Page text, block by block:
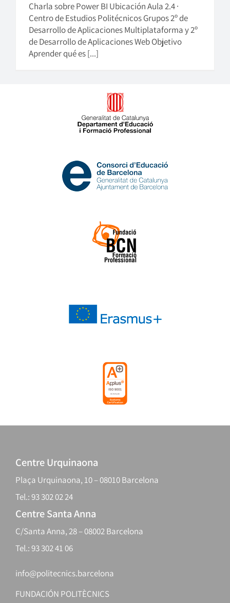
Charla sobre Power BI Ubicación Aula 2.4 ·
Centro de Estudios Politécnicos Grupos 2º de
Desarrollo de Aplicaciones Multiplataforma y 2º
de Desarrollo de Aplicaciones Web Objetivo
Aprender qué es [...]
Centre Urquinaona
Plaça Urquinaona, 10 – 08010 Barcelona
Tel.: 93 302 02 24
Centre Santa Anna
C/Santa Anna, 28 – 08002 Barcelona
Tel.: 93 302 41 06
info@politecnics.barcelona
FUNDACIÓN POLITÈCNICS